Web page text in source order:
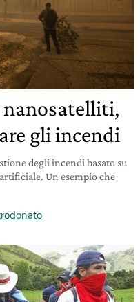
nanosatelliti,
gli incendi
degli incendi basato su
Un esempio che